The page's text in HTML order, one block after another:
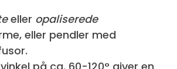
eller opaliserede
eller pendler med